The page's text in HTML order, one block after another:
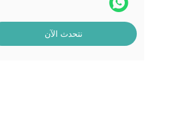
نتحدث الآن